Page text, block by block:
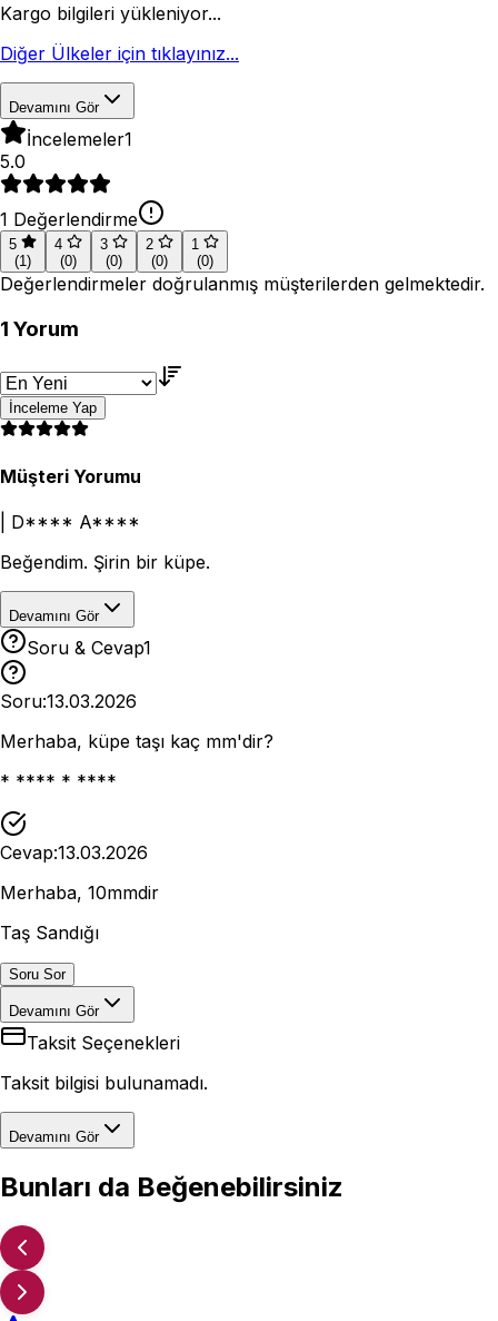
Kargo bilgileri yükleniyor...
Diğer Ülkeler için tıklayınız...
Devamını Gör
İncelemeler1
5.0
1 Değerlendirme
5
(1)
4
(0)
3
(0)
2
(0)
1
(0)
Değerlendirmeler doğrulanmış müşterilerden gelmektedir.
1 Yorum
İnceleme Yap
Müşteri Yorumu
D**** A****
Beğendim. Şirin bir küpe.
Devamını Gör
Soru & Cevap1
Soru:13.03.2026
Merhaba, küpe taşı kaç mm'dir?
* **** * ****
Cevap:13.03.2026
Merhaba, 10mmdir
Taş Sandığı
Soru Sor
Devamını Gör
Taksit Seçenekleri
Taksit bilgisi bulunamadı.
Devamını Gör
Bunları da Beğenebilirsiniz